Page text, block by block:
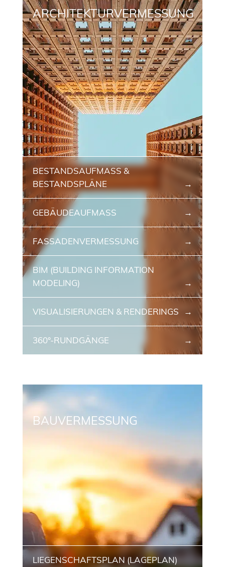
ARCHITEKTURVERMESSUNG
BESTANDSAUFMASS & B
ESTANDSPLÄNE
GEBÄUDEAUFMASS
FASSADENVERMESSUNG
BIM (BUILDING INFORMATION
MODELING)
VISUALISIERUNGEN & RENDERINGS
360°-RUNDGÄNGE
BAUVERMESSUNG
LIEGENSCHAFTSPLAN (LAGEPLAN)